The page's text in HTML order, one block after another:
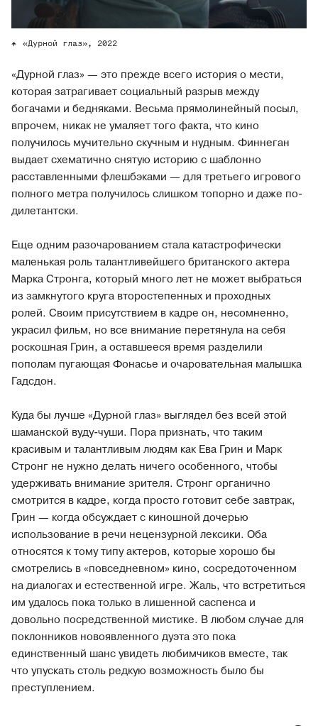
«Дурной глаз», 2022
«Дурной глаз» — это прежде всего история о мести,
которая затрагивает социальный разрыв между
богачами и бедняками. Весьма прямолинейный посыл,
впрочем, никак не умаляет того факта, что кино
получилось мучительно скучным и нудным. Финнеган
выдает схематично снятую историю с шаблонно
расставленными флешбэками — для третьего игрового
полного метра получилось слишком топорно и даже по-
дилетантски.
Еще одним разочарованием стала катастрофически
маленькая роль талантливейшего британского актера
Марка Стронга, который много лет не может выбраться
из замкнутого круга второстепенных и проходных
ролей. Своим присутствием в кадре он, несомненно,
украсил фильм, но все внимание перетянула на себя
роскошная Грин, а оставшееся время разделили
пополам пугающая Фонасье и очаровательная малышка
Гадсдон.
Куда бы лучше «Дурной глаз» выглядел без всей этой
шаманской вуду-чуши. Пора признать, что таким
красивым и талантливым людям как Ева Грин и Марк
Стронг не нужно делать ничего особенного, чтобы
удерживать внимание зрителя. Стронг органично
смотрится в кадре, когда просто готовит себе завтрак,
Грин — когда обсуждает с киношной дочерью
использование в речи нецензурной лексики. Оба
относятся к тому типу актеров, которые хорошо бы
смотрелись в «повседневном» кино, сосредоточенном
на диалогах и естественной игре. Жаль, что встретиться
им удалось пока только в лишенной саспенса и
довольно посредственной мистике. В любом случае для
поклонников новоявленного дуэта это пока
единственный шанс увидеть любимчиков вместе, так
что упускать столь редкую возможность было бы
преступлением.